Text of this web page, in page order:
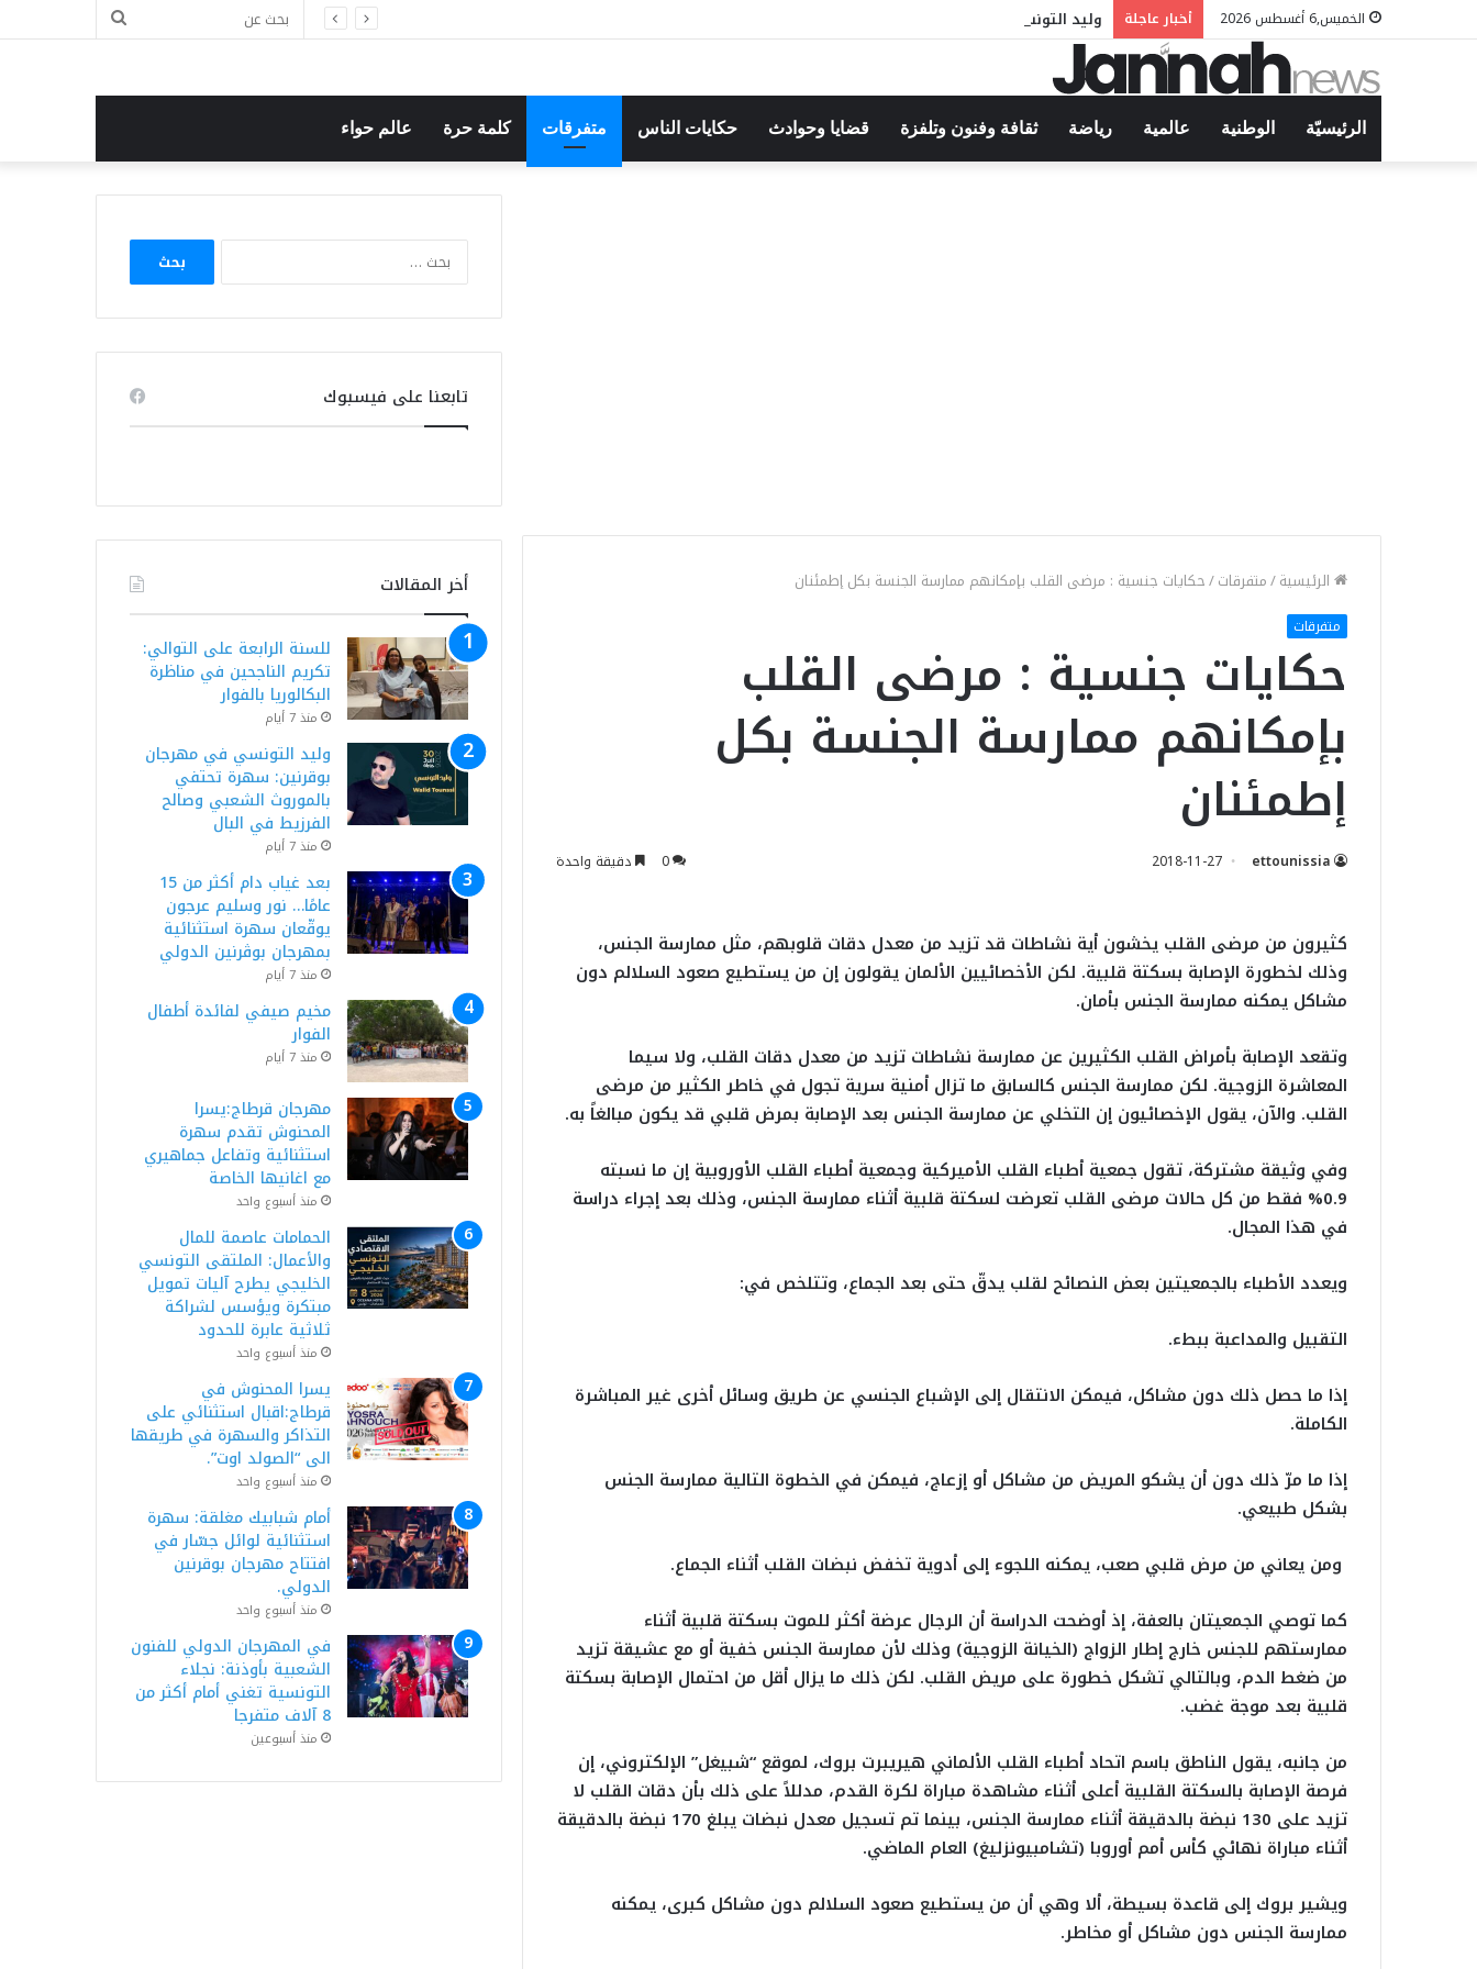
الخميس,6 أغسطس 2026 أخبار عاجلة وليد التونسي في مهرجان بوقرنين: سهرة تحتفي بالموروث الشعبي وصالح الفرزيط في البال
بحث
الرئيسيّة الوطنية عالمية رياضة ثقافة وفنون وتلفزة قضايا وحوادث حكايات الناس متفرقات كلمة حرة عالم حواء
الرئيسية/متفرقات/حكايات جنسية : مرضى القلب بإمكانهم ممارسة الجنسة بكل إطمئنان
متفرقات
حكايات جنسية : مرضى القلب
بإمكانهم ممارسة الجنسة بكل
إطمئنان
ettounissia
2018-11-27
0 دقيقة واحدة
كثيرون من مرضى القلب يخشون أية نشاطات قد تزيد من معدل دقات قلوبهم، مثل ممارسة الجنس،
وذلك لخطورة الإصابة بسكتة قلبية. لكن الأخصائيين الألمان يقولون إن من يستطيع صعود السلالم دون
مشاكل يمكنه ممارسة الجنس بأمان.
وتقعد الإصابة بأمراض القلب الكثيرين عن ممارسة نشاطات تزيد من معدل دقات القلب، ولا سيما
المعاشرة الزوجية. لكن ممارسة الجنس كالسابق ما تزال أمنية سرية تجول في خاطر الكثير من مرضى
القلب. والآن، يقول الإخصائيون إن التخلي عن ممارسة الجنس بعد الإصابة بمرض قلبي قد يكون مبالغاً به.
وفي وثيقة مشتركة، تقول جمعية أطباء القلب الأميركية وجمعية أطباء القلب الأوروبية إن ما نسبته
0.9% فقط من كل حالات مرضى القلب تعرضت لسكتة قلبية أثناء ممارسة الجنس، وذلك بعد إجراء دراسة
في هذا المجال.
ويعدد الأطباء بالجمعيتين بعض النصائح لقلب يدقّ حتى بعد الجماع، وتتلخص في:
التقبيل والمداعبة ببطء.
إذا ما حصل ذلك دون مشاكل، فيمكن الانتقال إلى الإشباع الجنسي عن طريق وسائل أخرى غير المباشرة
الكاملة.
إذا ما مرّ ذلك دون أن يشكو المريض من مشاكل أو إزعاج، فيمكن في الخطوة التالية ممارسة الجنس
بشكل طبيعي.
ومن يعاني من مرض قلبي صعب، يمكنه اللجوء إلى أدوية تخفض نبضات القلب أثناء الجماع.
كما توصي الجمعيتان بالعفة، إذ أوضحت الدراسة أن الرجال عرضة أكثر للموت بسكتة قلبية أثناء
ممارستهم للجنس خارج إطار الزواج (الخيانة الزوجية) وذلك لأن ممارسة الجنس خفية أو مع عشيقة تزيد
من ضغط الدم، وبالتالي تشكل خطورة على مريض القلب. لكن ذلك ما يزال أقل من احتمال الإصابة بسكتة
قلبية بعد موجة غضب.
من جانبه، يقول الناطق باسم اتحاد أطباء القلب الألماني هيريبرت بروك، لموقع “شبيغل” الإلكتروني، إن
فرصة الإصابة بالسكتة القلبية أعلى أثناء مشاهدة مباراة لكرة القدم، مدللاً على ذلك بأن دقات القلب لا
تزيد على 130 نبضة بالدقيقة أثناء ممارسة الجنس، بينما تم تسجيل معدل نبضات يبلغ 170 نبضة بالدقيقة
أثناء مباراة نهائي كأس أمم أوروبا (تشامبيونزليغ) العام الماضي.
ويشير بروك إلى قاعدة بسيطة، ألا وهي أن من يستطيع صعود السلالم دون مشاكل كبرى، يمكنه
ممارسة الجنس دون مشاكل أو مخاطر.
البحث
تابعنا على فيسبوك
أخر المقالات
للسنة الرابعة على التوالي:
تكريم الناجحين في مناظرة
البكالوريا بالفوار
منذ 7 أيام
وليد التونسي في مهرجان
بوقرنين: سهرة تحتفي
بالموروث الشعبي وصالح
الفرزيط في البال
منذ 7 أيام
بعد غياب دام أكثر من 15
عامًا… نور وسليم عرجون
يوقّعان سهرة استثنائية
بمهرجان بوڨرنين الدولي
منذ 7 أيام
مخيم صيفي لفائدة أطفال
الفوار
منذ 7 أيام
مهرجان قرطاج:يسرا
المحنوش تقدم سهرة
استثنائية وتفاعل جماهيري
مع اغانيها الخاصة
منذ أسبوع واحد
الحمامات عاصمة للمال
والأعمال: الملتقى التونسي
الخليجي يطرح آليات تمويل
مبتكرة ويؤسس لشراكة
ثلاثية عابرة للحدود
منذ أسبوع واحد
يسرا المحنوش في
قرطاج:اقبال استثنائي على
التذاكر والسهرة في طريقها
الى “الصولد اوت”.
منذ أسبوع واحد
أمام شبابيك مغلقة: سهرة
استثنائية لوائل جسّار في
افتتاح مهرجان بوقرنين
الدولي.
منذ أسبوع واحد
في المهرجان الدولي للفنون
الشعبية بأوذنة: نجلاء
التونسية تغني أمام أكثر من
8 آلاف متفرجا
منذ أسبوعين